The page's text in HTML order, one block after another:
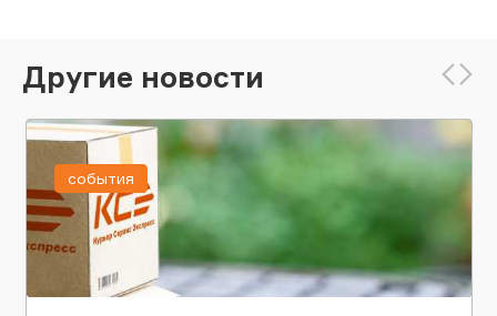
Другие новости
события